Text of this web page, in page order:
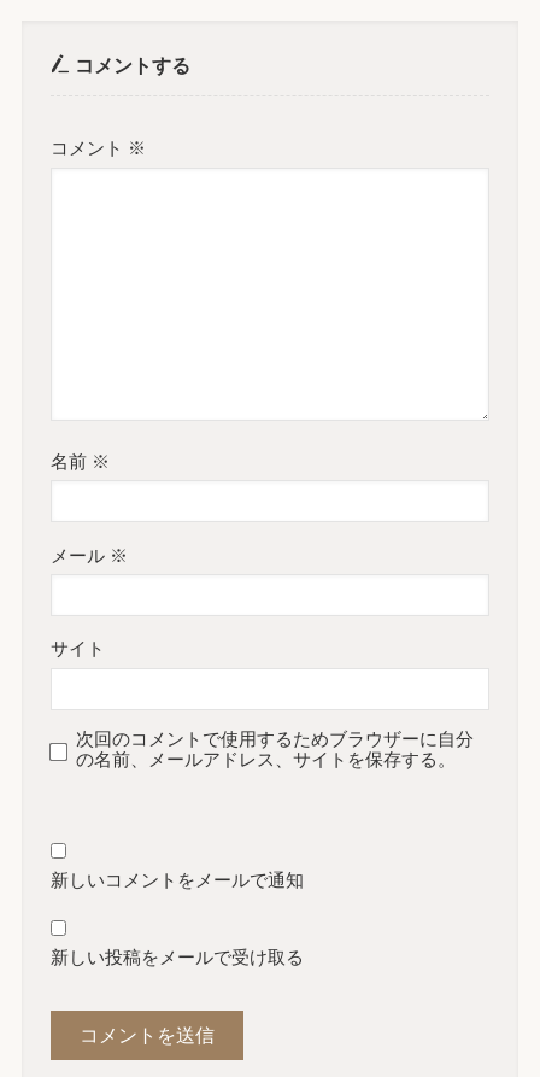
コメントする
コメント ※
名前 ※
メール ※
サイト
次回のコメントで使用するためブラウザーに自分
の名前、メールアドレス、サイトを保存する。
新しいコメントをメールで通知
新しい投稿をメールで受け取る